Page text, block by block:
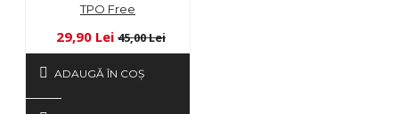
TPO Free
29,90 Lei 45,00 Lei
ADAUGĂ ÎN COŞ